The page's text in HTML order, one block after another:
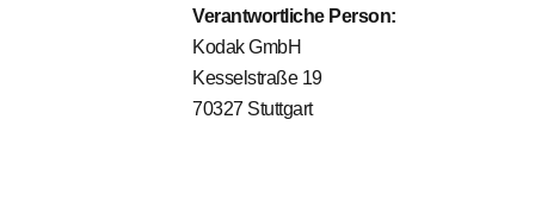
Verantwortliche Person:
Kodak GmbH
Kesselstraße 19
70327 Stuttgart